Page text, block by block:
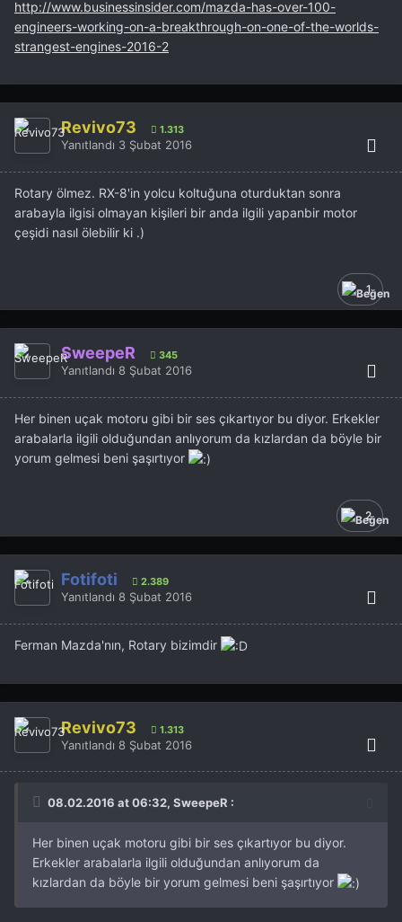
http://www.businessinsider.com/mazda-has-over-100-
engineers-working-on-a-breakthrough-on-one-of-the-worlds-
strangest-engines-2016-2
Revivo73 1.313
Yanıtlandı 3 Şubat 2016
Rotary ölmez. RX-8'in yolcu koltuğuna oturduktan sonra
arabayla ilgisi olmayan kişileri bir anda ilgili yapanbir motor
çeşidi nasıl ölebilir ki .)
1
SweepeR 345
Yanıtlandı 8 Şubat 2016
Her binen uçak motoru gibi bir ses çıkartıyor bu diyor. Erkekler
arabalarla ilgili olduğundan anlıyorum da kızlardan da böyle bir
yorum gelmesi beni şaşırtıyor
2
Fotifoti 2.389
Yanıtlandı 8 Şubat 2016
Ferman Mazda'nın, Rotary bizimdir
Revivo73 1.313
Yanıtlandı 8 Şubat 2016
08.02.2016 at 06:32, SweepeR :
Her binen uçak motoru gibi bir ses çıkartıyor bu diyor.
Erkekler arabalarla ilgili olduğundan anlıyorum da
kızlardan da böyle bir yorum gelmesi beni şaşırtıyor